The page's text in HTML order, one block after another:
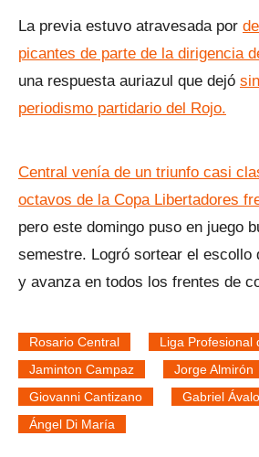
La previa estuvo atravesada por
picantes de parte de la dirigencia
una respuesta auriazul que dejó
periodismo partidario del Rojo.
Central venía de un triunfo casi
octavos de la Copa Libertadores
pero este domingo puso en juego
semestre. Logró sortear el escollo
y avanza en todos los frentes de
Rosario Central
Liga Profesional
Jaminton Campaz
Jorge Almirón
Giovanni Cantizano
Gabriel
Ángel Di María